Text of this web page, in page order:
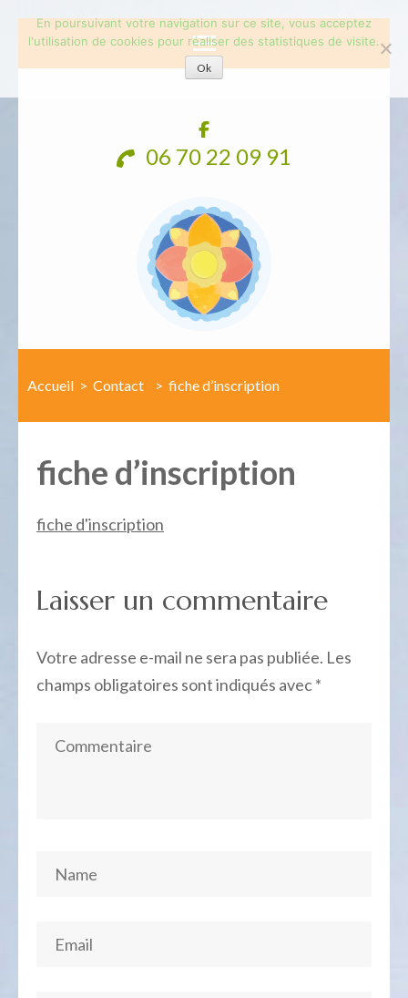
06 70 22 09 91
Accueil > Contact > fiche d’inscription
fiche d’inscription
fiche d'inscription
Laisser un commentaire
Votre adresse e-mail ne sera pas publiée. Les
champs obligatoires sont indiqués avec*
En poursuivant votre navigation sur ce site, vous acceptez
l'utilisation de cookies pour réaliser des statistiques de visite.
Ok